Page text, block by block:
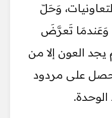
وَحَلّ
وَعَندمَا تَعرَّضَ
العون إلا من
على مردود
الوحدة.